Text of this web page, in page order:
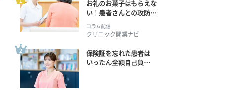
お礼のお菓子はもらえな
い！患者さんとの攻防の
コラム配信
クリニック開業ナビ
保険証を忘れた患者は
いったん全額自己負